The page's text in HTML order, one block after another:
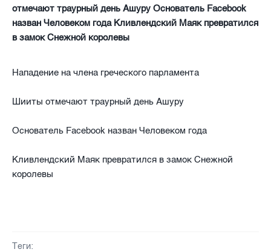
отмечают траурный день Ашуру Основатель Facebook
назван Человеком года Кливлендский Маяк превратился
в замок Снежной королевы
Нападение на члена греческого парламента
Шииты отмечают траурный день Ашуру
Основатель Facebook назван Человеком года
Кливлендский Маяк превратился в замок Снежной
королевы
Теги: